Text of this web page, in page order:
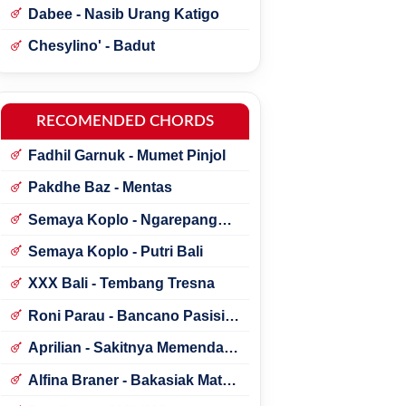
Dabee - Nasib Urang Katigo
Chesylino' - Badut
RECOMENDED CHORDS
Fadhil Garnuk - Mumet Pinjol
Pakdhe Baz - Mentas
Semaya Koplo - Ngarepang
Semaya Koplo - Putri Bali
XXX Bali - Tembang Tresna
Roni Parau - Bancano Pasisia
Aprilian - Sakitnya Memendam
Alfina Braner - Bakasiak Mato